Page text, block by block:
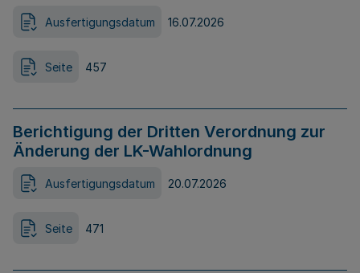
Ausfertigungsdatum 16.07.2026
Seite 457
Berichtigung der Dritten Verordnung zur
Änderung der LK-Wahlordnung
Ausfertigungsdatum 20.07.2026
Seite 471